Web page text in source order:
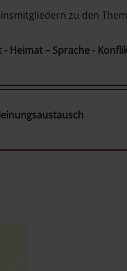
zu den
- Heimat – Sprache -